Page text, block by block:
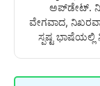
ಅಪ್‌ಡೇಟ್.
ವೇಗವಾದ,
ಸ್ಪಷ್ಟ ಭಾಷೆಯಲ್ಲಿ